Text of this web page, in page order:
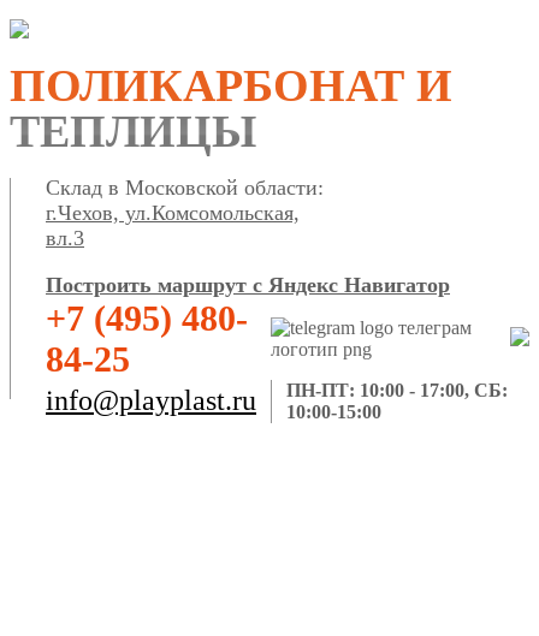
ПОЛИКАРБОНАТ И
ТЕПЛИЦЫ
Склад в Московской области:
г.Чехов, ул.Комсомольская,
вл.3
Построить маршрут с Яндекс Навигатор
+7 (495) 480-
84-25
info@playplast.ru
ПН-ПТ: 10:00 - 17:00, СБ:
10:00-15:00